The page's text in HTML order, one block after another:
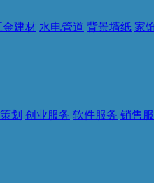
金建材 水电管道 背景墙纸 家
划 创业服务 软件服务 销售